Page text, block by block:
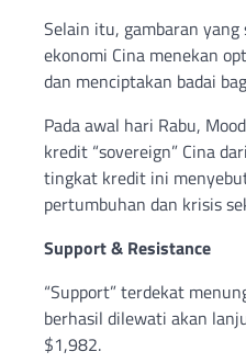
Selain itu, gambaran yang
ekonomi Cina menekan
dan menciptakan badai
Pada awal hari Rabu,
kredit “sovereign” Cina
tingkat kredit ini
pertumbuhan dan krisis
Support & Resistance
“Support” terdekat
berhasil dilewati akan
$1,982.